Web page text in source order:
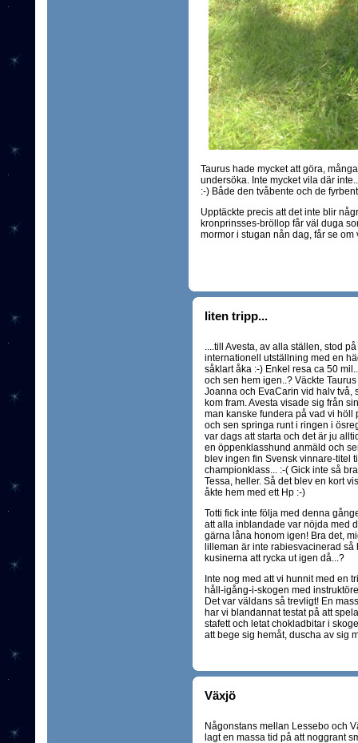
Taurus hade mycket att göra,
undersöka. Inte mycket vila där
:-) Både den tvåbente och de
Upptäckte precis att det inte blir
kronprinsses-bröllop får väl duga
mormor i stugan nån dag, får se om
liten tripp...
....till Avesta, av alla ställen, stod
internationell utställning med en
såklart åka :-) Enkel resa ca 50
och sen hem igen..? Väckte
Joanna och EvaCarin vid halv två,
kom fram. Avesta visade sig från
man kanske fundera på vad vi höll
och sen springa runt i ringen i
var dags att starta och det är ju
en öppenklasshund anmäld och
blev ingen fin Svensk vinnare-titel
championklass... :-( Gick inte så
Tessa, heller. Så det blev en kort
åkte hem med ett Hp :-)
Totti fick inte följa med denna
att alla inblandade var nöjda med
gärna låna honom igen! Bra det,
lilleman är inte rabiesvacinerad
kusinerna att rycka ut igen då...?
Inte nog med att vi hunnit med en
håll-igång-i-skogen med
Det var väldans så trevligt! En
har vi blandannat testat på att
stafett och letat chokladbitar i
att bege sig hemåt, duscha av sig
Växjö
Någonstans mellan Lessebo och
lagt en massa tid på att noggrant